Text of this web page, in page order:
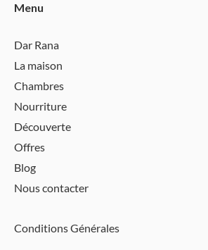
Menu
Dar Rana
La maison
Chambres
Nourriture
Découverte
Offres
Blog
Nous contacter
Conditions Générales